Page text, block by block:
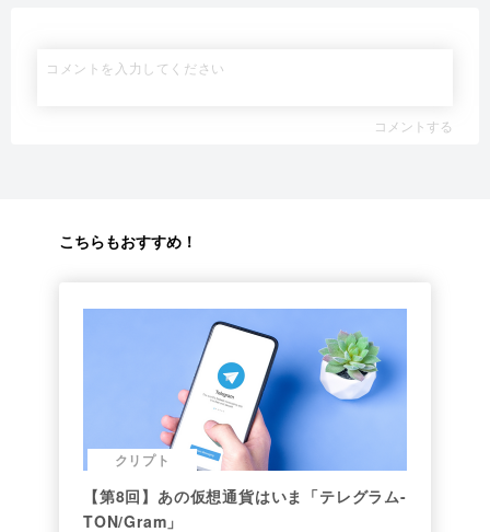
コメントする
こちらもおすすめ！
クリプト
【第8回】あの仮想通貨はいま「テレグラム-
TON/Gram」